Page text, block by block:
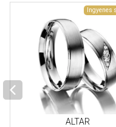
Ingyenes
ALTAR